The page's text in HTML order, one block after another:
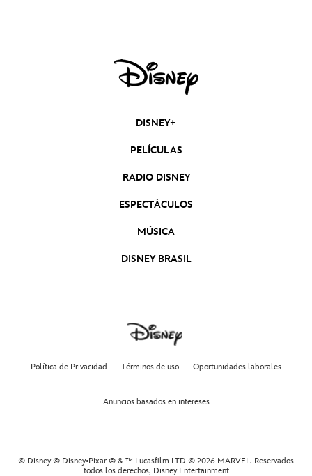
DISNEY+
PELÍCULAS
RADIO DISNEY
ESPECTÁCULOS
MÚSICA
DISNEY BRASIL
Política de Privacidad Términos de uso Oportunidades laborales
Anuncios basados en intereses
© Disney © Disney•Pixar © & ™ Lucasfilm LTD © 2026 MARVEL. Reservados
todos los derechos, Disney Entertainment